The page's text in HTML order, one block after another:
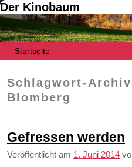
Der Kinobaum
Startseite
Schlagwort-
Blomberg
Gefressen werden
Veröffentlicht am 1. Juni 2014